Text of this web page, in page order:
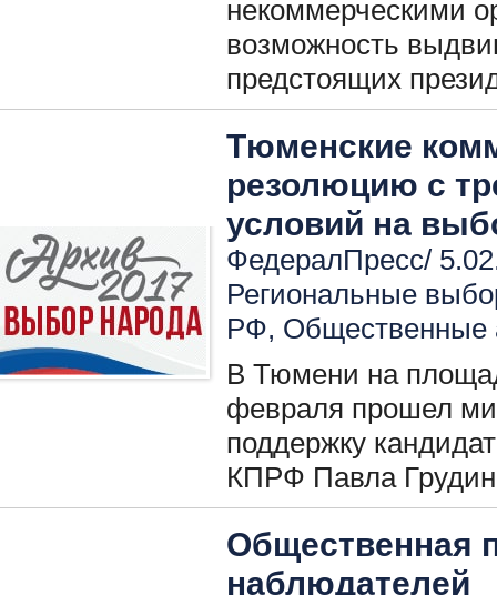
некоммерческими
возможность
предстоящих
Тюменские
резолюцию с
условий на
ФедералПресс/
Региональные
РФ, Общественные
В Тюмени на
февраля прошел
поддержку
КПРФ Павла
Общественная
наблюдателей